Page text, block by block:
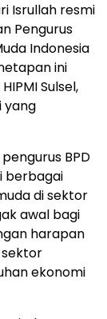
Isrullah resmi
Pengurus
Indonesia
ini
Sulsel,
yang
BPD
berbagai
di sektor
awal bagi
harapan
ekonomi